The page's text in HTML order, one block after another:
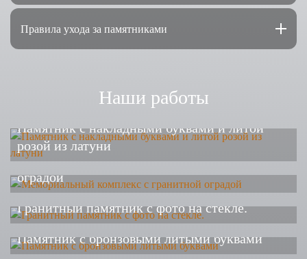
Правила ухода за памятниками
Наши работы
Памятник с накладными буквами и литой
розой из латуни
Мемориальный комплекс с гранитной
оградой
Гранитный памятник с фото на стекле.
Памятник с бронзовыми литыми буквами